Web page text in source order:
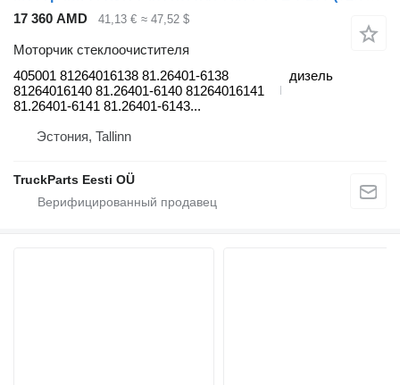
17 360 AMD 41,13 € ≈ 47,52 $
Моторчик стеклоочистителя
405001 81264016138 81.26401-6138
81264016140 81.26401-6140 81264016141
81.26401-6141 81.26401-6143...
дизель
Эстония, Tallinn
TruckParts Eesti OÜ